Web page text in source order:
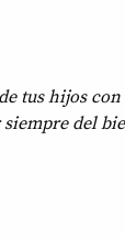
tus hijos
del